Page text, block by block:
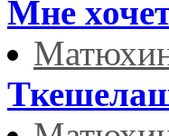
Мне